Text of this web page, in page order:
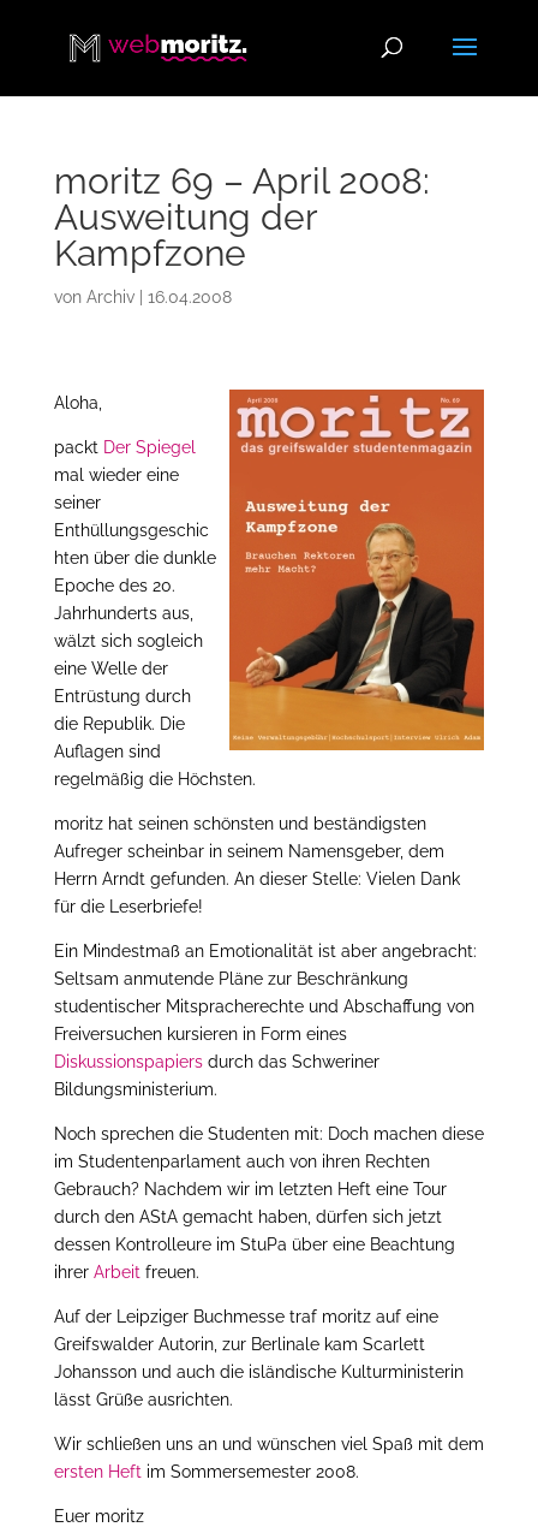
moritz 69 – April 2008:
Ausweitung der
Kampfzone
von Archiv| 16.04.2008
Aloha,
packt Der Spiegel
mal wieder eine
seiner
Enthüllungsgeschic
hten über die dunkle
Epoche des 20.
Jahrhunderts aus,
wälzt sich sogleich
eine Welle der
Entrüstung durch
die Republik. Die
Auflagen sind
regelmäßig die Höchsten.
moritz hat seinen schönsten und beständigsten
Aufreger scheinbar in seinem Namensgeber, dem
Herrn Arndt gefunden. An dieser Stelle: Vielen Dank
für die Leserbriefe!
Ein Mindestmaß an Emotionalität ist aber angebracht:
Seltsam anmutende Pläne zur Beschränkung
studentischer Mitspracherechte und Abschaffung von
Freiversuchen kursieren in Form eines
Diskussionspapiersdurch das Schweriner
Bildungsministerium.
Noch sprechen die Studenten mit: Doch machen diese
im Studentenparlament auch von ihren Rechten
Gebrauch? Nachdem wir im letzten Heft eine Tour
durch den AStA gemacht haben, dürfen sich jetzt
dessen Kontrolleure im StuPa über eine Beachtung
ihrer Arbeit freuen.
Auf der Leipziger Buchmesse traf moritz auf eine
Greifswalder Autorin, zur Berlinale kam Scarlett
Johansson und auch die isländische Kulturministerin
lässt Grüße ausrichten.
Wir schließen uns an und wünschen viel Spaß mit dem
ersten Heft im Sommersemester 2008.
Euer moritz